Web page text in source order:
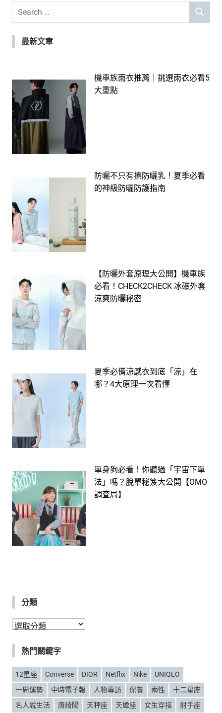
Search
SEARCH
最新文章
機車族雨衣推薦｜挑選雨衣必看5
大重點
防曬不只有擦防曬乳！夏季必看
的神級防曬防護指南
【防曬外套原理大公開】機車族
必看！CHECK2CHECK 冰磁外套
涼爽防曬秘密
夏季必備涼感衣到底「涼」在
哪？4大原理一次看懂
單身狗必看！你聽過「宇宙下單
法」嗎？脫單秘笈大公開【OMO
調查局】
分類
分
熱門關鍵字
12星座 Converse DIOR Netflix Nike
UNIQLO
一周運勢
中時電子報 人物專訪 保養 兩性
十二星座
名人說生活
唐綺陽 天秤座 天蠍座 女生穿搭 射手座